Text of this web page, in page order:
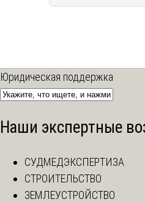
Юридическая поддержка
Наши экспертные
СУДМЕДЭКСПЕРТИЗА
СТРОИТЕЛЬСТВО
ЗЕМЛЕУСТРОЙСТВО